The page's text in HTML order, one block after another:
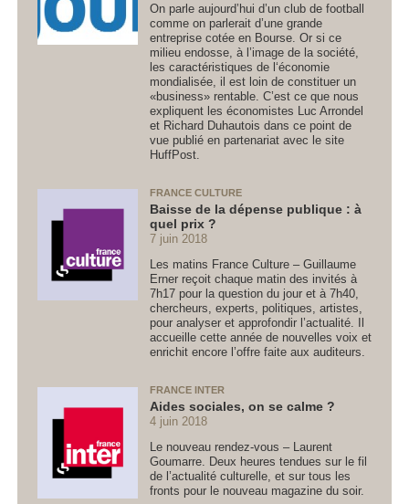
On parle aujourd’hui d’un club de football
comme on parlerait d’une grande
entreprise cotée en Bourse. Or si ce
milieu endosse, à l’image de la société,
les caractéristiques de l‘économie
mondialisée, il est loin de constituer un
«business» rentable. C’est ce que nous
expliquent les économistes Luc Arrondel
et Richard Duhautois dans ce point de
vue publié en partenariat avec le site
HuffPost.
FRANCE CULTURE
Baisse de la dépense publique : à
quel prix ?
7 juin 2018
Les matins France Culture – Guillaume
Erner reçoit chaque matin des invités à
7h17 pour la question du jour et à 7h40,
chercheurs, experts, politiques, artistes,
pour analyser et approfondir l’actualité. Il
accueille cette année de nouvelles voix et
enrichit encore l’offre faite aux auditeurs.
FRANCE INTER
Aides sociales, on se calme ?
4 juin 2018
Le nouveau rendez-vous – Laurent
Goumarre. Deux heures tendues sur le fil
de l’actualité culturelle, et sur tous les
fronts pour le nouveau magazine du soir.